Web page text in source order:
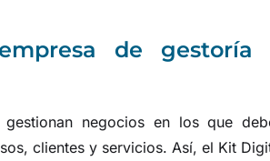
de gestoría
negocios en los que
clientes y servicios. Así, el Kit